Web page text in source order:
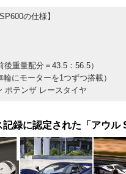
の仕様】
重量配分＝43.5：56.5）
にモーターを1つずつ搭載）
ポテンザ レースタイヤ
録に認定された「アウル